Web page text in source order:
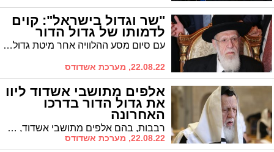
"שר וגדול בישראל": קוים
לדמותו של גדול הדור
עם סיום מסע ההלוויה אחר מיטת גדול הדור נשיא מועצת חכמי התורה מרן חכם שלום כהן זצ"ל בהשתתפות מאות אלפים, בהם אלפים מתושבי אשדוד, מגיש 'אשדודס' כתבת פרופיל ומשרטט קווים לדמותו שתחסר לעם ישראל
22.08.22, מערכת אשדודס
אלפים מתושבי אשדוד ליוו
את גדול הדור בדרכו
האחרונה
רבבות, בהם אלפים מתושבי אשדוד, השתתפו בהלוויית נשיא מועצת חכמי התורה מרן חכם שלום כהן. לאחר סתימת הגולל אלפים עברו על קברו הטרי
22.08.22, מערכת אשדודס